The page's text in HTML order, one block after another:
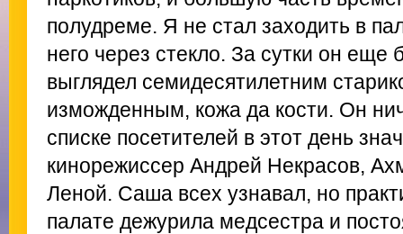
полудреме. Я не стал заходить в
него через стекло. За сутки он еще
выглядел семидесятилетним
изможденным, кожа да кости. Он
списке посетителей в этот день
кинорежиссер Андрей Некрасов,
Леной. Саша всех узнавал, но
палате дежурила медсестра и